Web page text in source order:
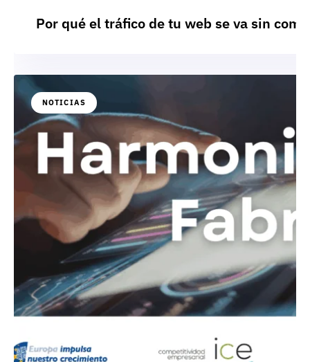
Por qué el tráfico de tu web se va sin
NOTICIAS